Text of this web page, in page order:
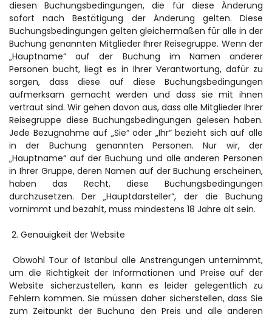
diesen Buchungsbedingungen, die für diese Änderung
sofort nach Bestätigung der Änderung gelten. Diese
Buchungsbedingungen gelten gleichermaßen für alle in der
Buchung genannten Mitglieder Ihrer Reisegruppe. Wenn der
„Hauptname“ auf der Buchung im Namen anderer
Personen bucht, liegt es in Ihrer Verantwortung, dafür zu
sorgen, dass diese auf diese Buchungsbedingungen
aufmerksam gemacht werden und dass sie mit ihnen
vertraut sind. Wir gehen davon aus, dass alle Mitglieder Ihrer
Reisegruppe diese Buchungsbedingungen gelesen haben.
Jede Bezugnahme auf „Sie“ oder „Ihr“ bezieht sich auf alle
in der Buchung genannten Personen. Nur wir, der
„Hauptname“ auf der Buchung und alle anderen Personen
in Ihrer Gruppe, deren Namen auf der Buchung erscheinen,
haben das Recht, diese Buchungsbedingungen
durchzusetzen. Der „Hauptdarsteller“, der die Buchung
vornimmt und bezahlt, muss mindestens 18 Jahre alt sein.
2. Genauigkeit der Website
um die Richtigkeit der Informationen und Preise auf der
Website sicherzustellen, kann es leider gelegentlich zu
Fehlern kommen. Sie müssen daher sicherstellen, dass Sie
zum Zeitpunkt der Buchung den Preis und alle anderen